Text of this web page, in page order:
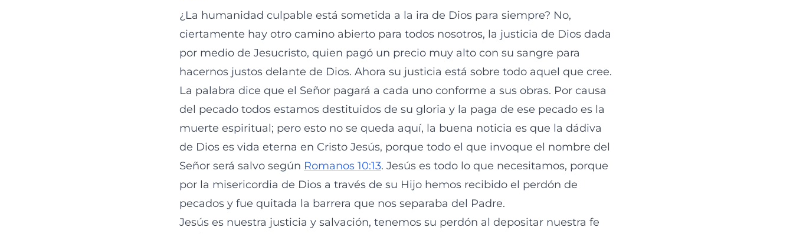
¿La humanidad culpable está sometida a la ira de Dios para siempre? No,
ciertamente hay otro camino abierto para todos nosotros, la justicia de Dios dada
por medio de Jesucristo, quien pagó un precio muy alto con su sangre para
hacernos justos delante de Dios. Ahora su justicia está sobre todo aquel que cree.
La palabra dice que el Señor pagará a cada uno conforme a sus obras. Por causa
del pecado todos estamos destituidos de su gloria y la paga de ese pecado es la
muerte espiritual; pero esto no se queda aquí, la buena noticia es que la dádiva
de Dios es vida eterna en Cristo Jesús, porque todo el que invoque el nombre del
Señor será salvo según Romanos 10:13. Jesús es todo lo que necesitamos, porque
por la misericordia de Dios a través de su Hijo hemos recibido el perdón de
pecados y fue quitada la barrera que nos separaba del Padre.
Jesús es nuestra justicia y salvación, tenemos su perdón al depositar nuestra fe